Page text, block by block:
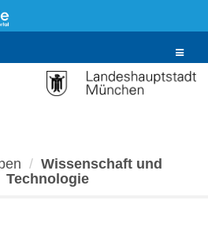
Toggle
Wissenschaft und
Technologie